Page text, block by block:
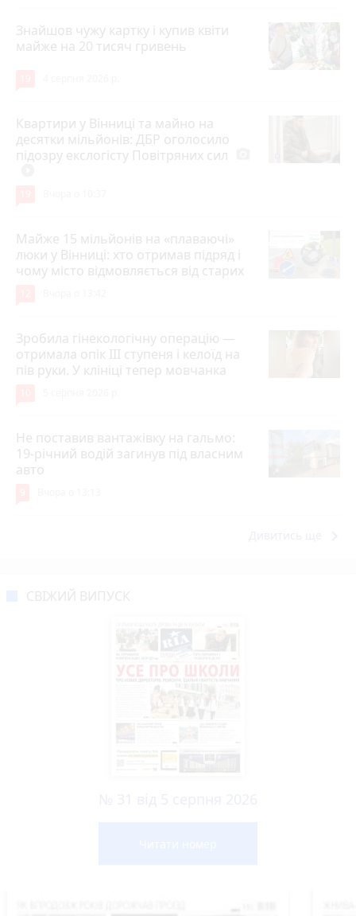
Знайшов чужу картку і купив квіти
майже на 20 тисяч гривень
Квартири у Вінниці та майно на
десятки мільйонів: ДБР оголосило
підозру екслогісту Повітряних сил
Майже 15 мільйонів на «плаваючі»
люки у Вінниці: хто отримав підряд і
чому місто відмовляється від старих
Зробила гінекологічну операцію —
отримала опік ІІІ ступеня і келоїд на
пів руки. У клініці тепер мовчанка
Не поставив вантажівку на гальмо:
19-річний водій загинув під власним
авто